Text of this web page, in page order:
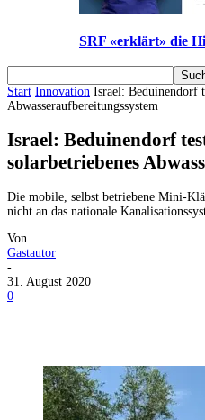
SRF «erklärt» die
Start Innovation Israel: Beduinendorf
Abwasseraufbereitungssystem
Israel: Beduinendorf
solarbetriebenes
Die mobile, selbst betriebene Mini-
nicht an das nationale
Von
Gastautor
-
31. August 2020
0